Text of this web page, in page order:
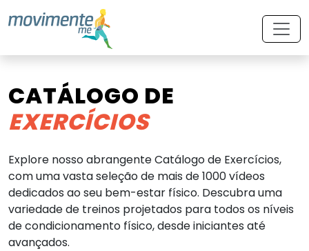
CATÁLOGO DE
EXERCÍCIOS
Explore nosso abrangente Catálogo de Exercícios,
com uma vasta seleção de mais de 1000 vídeos
dedicados ao seu bem-estar físico. Descubra uma
variedade de treinos projetados para todos os níveis
de condicionamento físico, desde iniciantes até
avançados.